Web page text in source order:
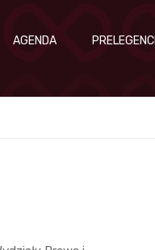
AGENDA PRELEGENCI